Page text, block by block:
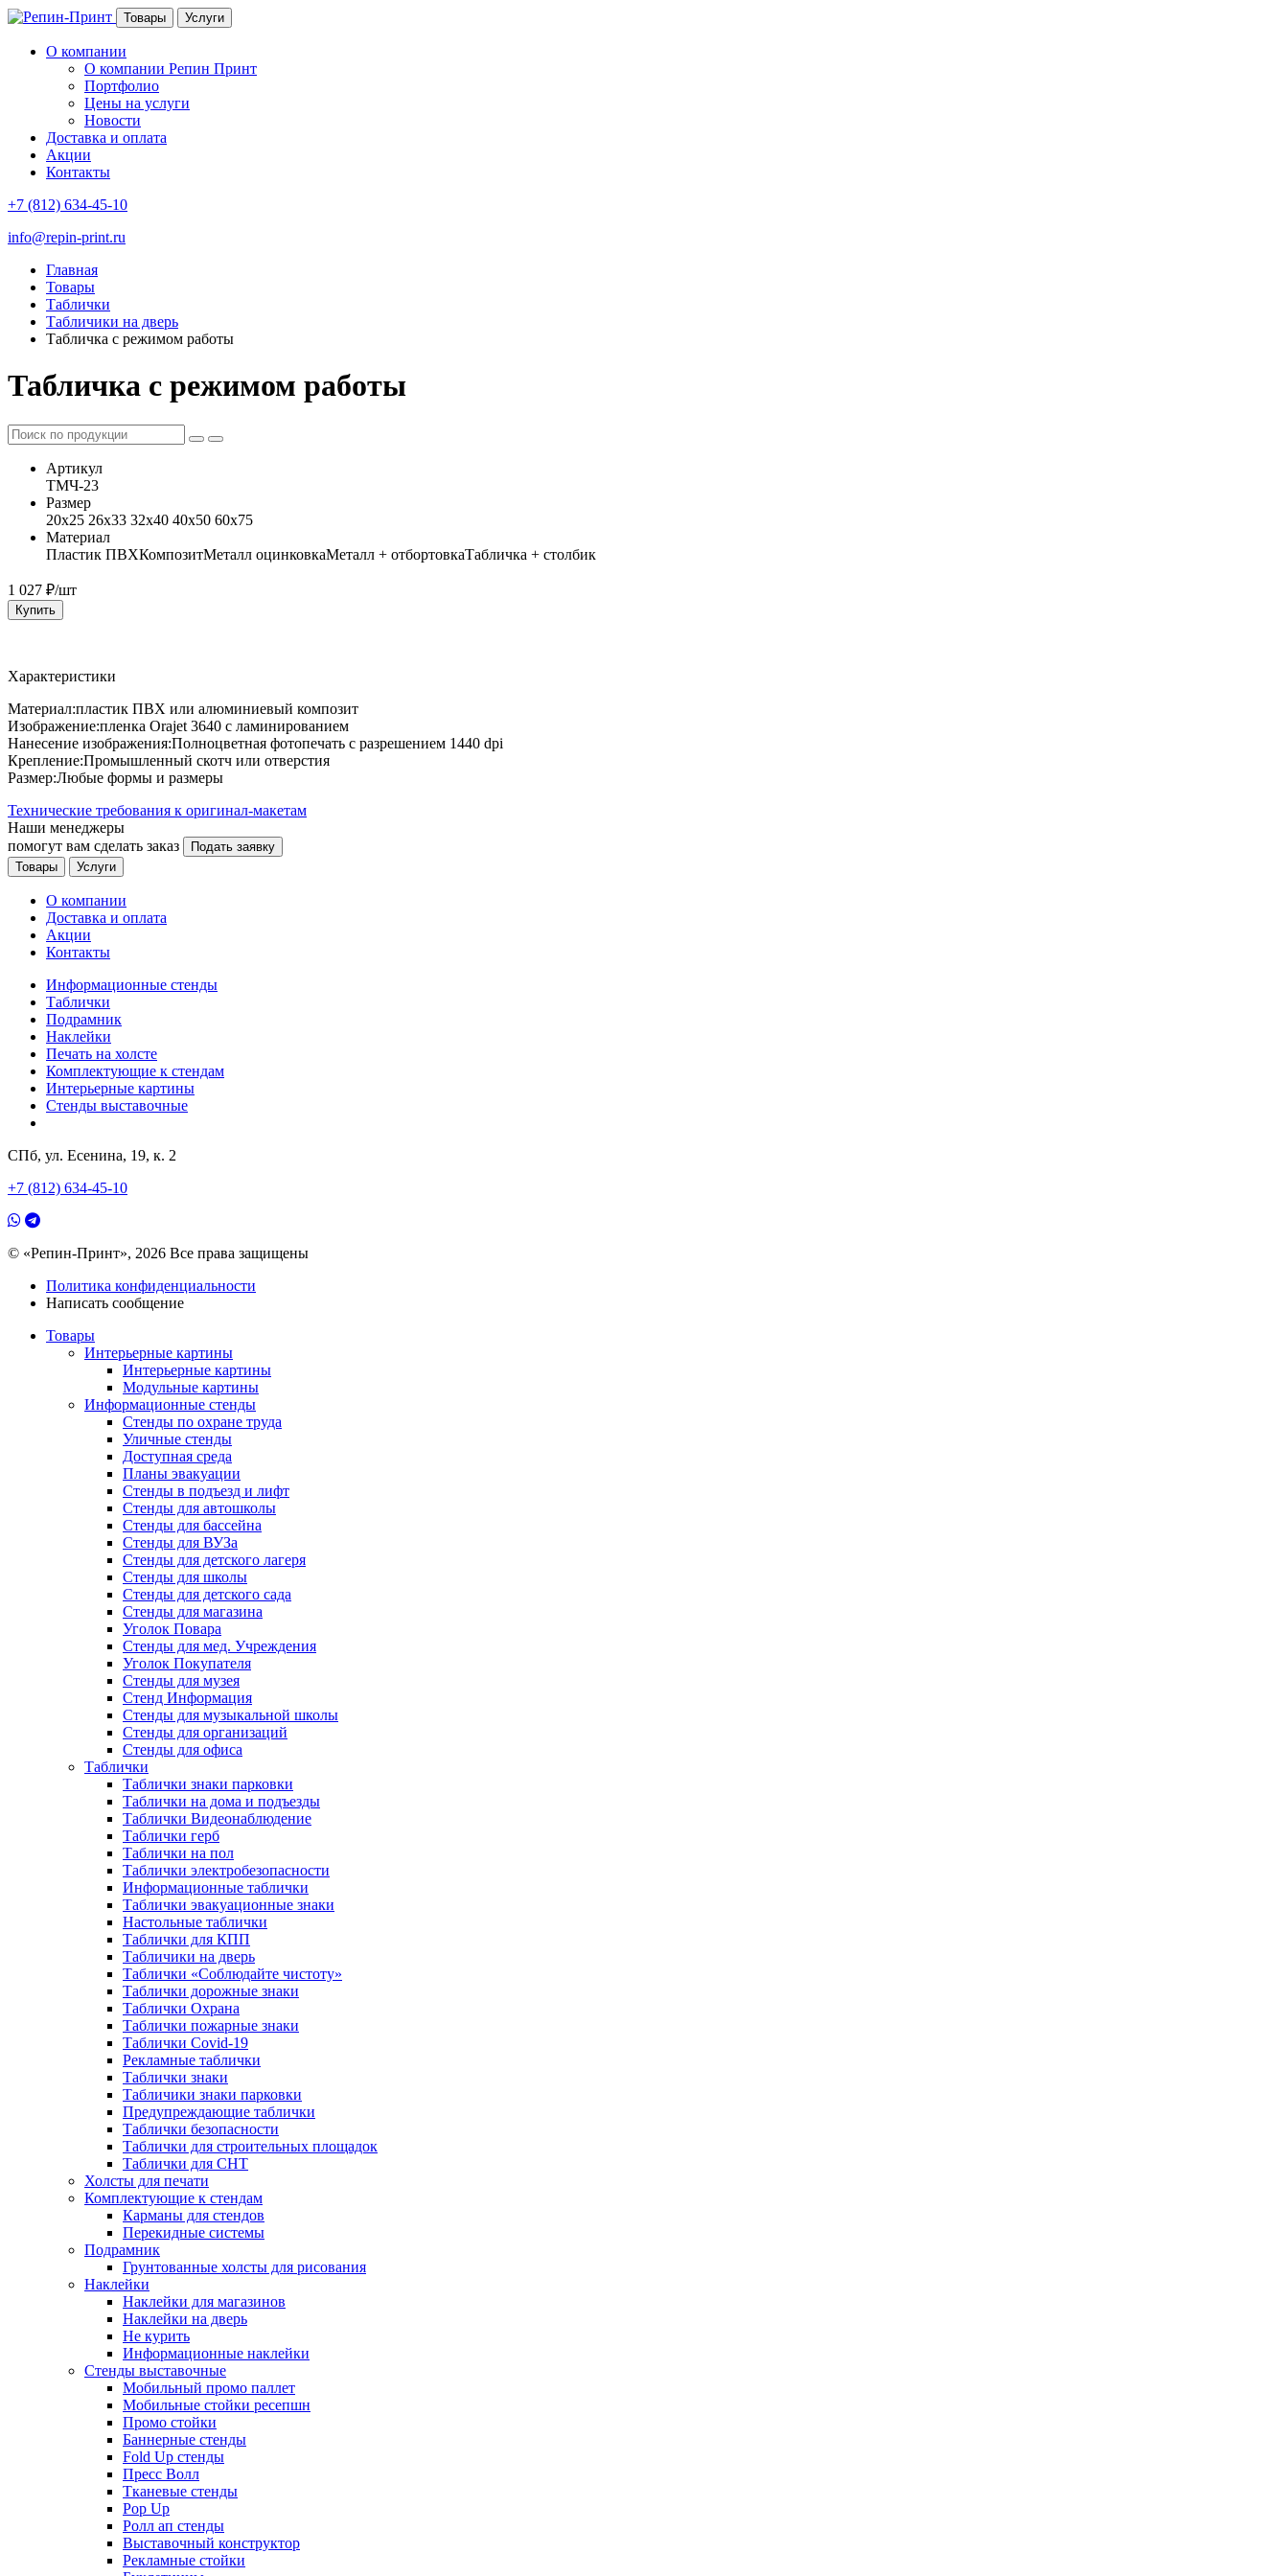
Товары Услуги
О компании
О компании Репин Принт
Портфолио
Цены на услуги
Новости
Доставка и оплата
Акции
Контакты
+7 (812) 634-45-10
info@repin-print.ru
Главная
Товары
Таблички
Табличики на дверь
Табличка с режимом работы
Табличка с режимом работы
Артикул
ТМЧ-23
Размер
20x25 26x33 32x40 40x50 60x75
Материал
Пластик ПВХКомпозитМеталл оцинковкаМеталл + отбортовкаТабличка + столбик
1 027 ₽/шт
Купить
Характеристики
Материал:пластик ПВХ или алюминиевый композит
Изображение:пленка Orajet 3640 с ламинированием
Нанесение изображения:Полноцветная фотопечать с разрешением 1440 dpi
Крепление:Промышленный скотч или отверстия
Размер:Любые формы и размеры
Технические требования к оригинал-макетам
Наши менеджеры
помогут вам сделать заказ
Подать заявку
Товары
Услуги
О компании
Доставка и оплата
Акции
Контакты
Информационные стенды
Таблички
Подрамник
Наклейки
Печать на холсте
Комплектующие к стендам
Интерьерные картины
Стенды выставочные
СПб, ул. Есенина, 19, к. 2
+7 (812) 634-45-10
© «Репин-Принт», 2026 Все права защищены
Политика конфиденциальности
Написать сообщение
Товары
Интерьерные картины
Интерьерные картины
Модульные картины
Информационные стенды
Стенды по охране труда
Уличные стенды
Доступная среда
Планы эвакуации
Стенды в подъезд и лифт
Стенды для автошколы
Стенды для бассейна
Стенды для ВУЗа
Стенды для детского лагеря
Стенды для школы
Стенды для детского сада
Стенды для магазина
Уголок Повара
Стенды для мед. Учреждения
Уголок Покупателя
Стенды для музея
Стенд Информация
Стенды для музыкальной школы
Стенды для организаций
Стенды для офиса
Таблички
Таблички знаки парковки
Таблички на дома и подъезды
Таблички Видеонаблюдение
Таблички герб
Таблички на пол
Таблички электробезопасности
Информационные таблички
Таблички эвакуационные знаки
Настольные таблички
Таблички для КПП
Табличики на дверь
Таблички «Соблюдайте чистоту»
Таблички дорожные знаки
Таблички Охрана
Таблички пожарные знаки
Таблички Covid-19
Рекламные таблички
Таблички знаки
Табличики знаки парковки
Предупреждающие таблички
Таблички безопасности
Таблички для строительных площадок
Таблички для СНТ
Холсты для печати
Комплектующие к стендам
Карманы для стендов
Перекидные системы
Подрамник
Грунтованные холсты для рисования
Наклейки
Наклейки для магазинов
Наклейки на дверь
Не курить
Информационные наклейки
Стенды выставочные
Мобильный промо паллет
Мобильные стойки ресепшн
Промо стойки
Баннерные стенды
Fold Up стенды
Пресс Волл
Тканевые стенды
Pop Up
Ролл ап стенды
Выставочный конструктор
Рекламные стойки